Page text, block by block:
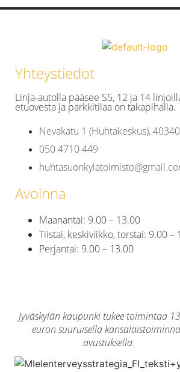
Yhteystiedot
Linja-autolla pääsee S5, 12 ja 14
etuovesta ja parkkitilaa on takapihalla.
Nevakatu 1 (Huhtakeskus), 40340
050 4710 449
Avoinna
Maanantai: 9.00 – 13.00
Tiistai, keskiviikko, torstai: 9.00 –
Perjantai: 9.00 – 13.00
Jyväskylän kaupunki tukee toimintaa
euron suuruisella
avustuksella.